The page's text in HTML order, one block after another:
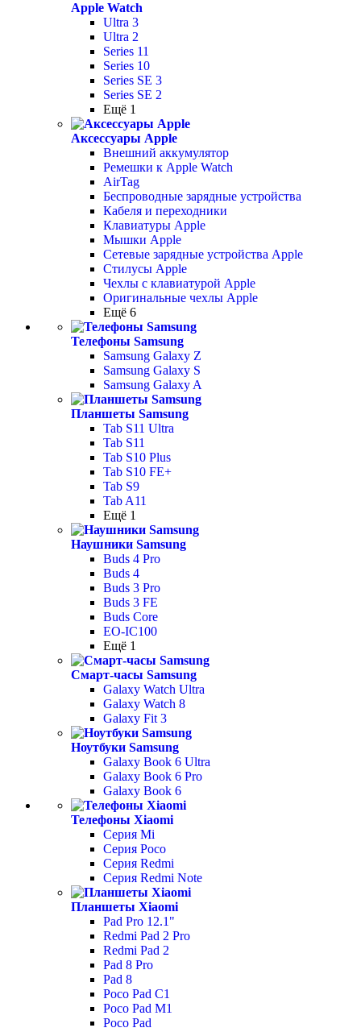
Apple Watch
Ultra 3
Ultra 2
Series 11
Series 10
Series SE 3
Series SE 2
Ещё 1
Аксессуары Apple
Внешний аккумулятор
Ремешки к Apple Watch
AirTag
Беспроводные зарядные устройства
Кабеля и переходники
Клавиатуры Apple
Мышки Apple
Сетевые зарядные устройства Apple
Стилусы Apple
Чехлы с клавиатурой Apple
Оригинальные чехлы Apple
Ещё 6
Телефоны Samsung
Samsung Galaxy Z
Samsung Galaxy S
Samsung Galaxy A
Планшеты Samsung
Tab S11 Ultra
Tab S11
Tab S10 Plus
Tab S10 FE+
Tab S9
Tab A11
Ещё 1
Наушники Samsung
Buds 4 Pro
Buds 4
Buds 3 Pro
Buds 3 FE
Buds Core
EO-IC100
Ещё 1
Смарт-часы Samsung
Galaxy Watch Ultra
Galaxy Watch 8
Galaxy Fit 3
Ноутбуки Samsung
Galaxy Book 6 Ultra
Galaxy Book 6 Pro
Galaxy Book 6
Телефоны Xiaomi
Серия Mi
Серия Poco
Серия Redmi
Серия Redmi Note
Планшеты Xiaomi
Pad Pro 12.1"
Redmi Pad 2 Pro
Redmi Pad 2
Pad 8 Pro
Pad 8
Poco Pad С1
Poco Pad M1
Poco Pad